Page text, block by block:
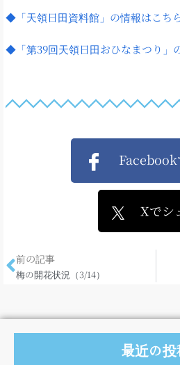
◆「天領日田資料館」の情報はこち
◆「第39回天領日田おひなまつり」
Facebook
Xでシ
前の記事
梅の開花状況（3/14）
最近の